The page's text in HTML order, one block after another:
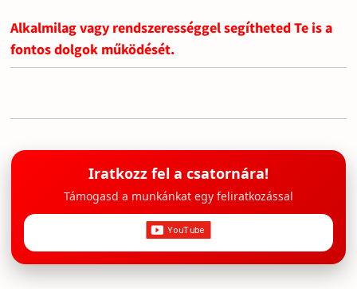
Alkalmilag vagy rendszerességgel segítheted Te is a
fontos dolgok működését.
Iratkozz fel a csatornára!
Támogasd a munkánkat egy feliratkozással